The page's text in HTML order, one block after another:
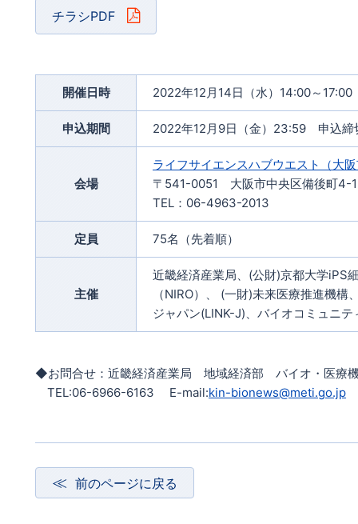
チラシPDF
開催日時 2022年12月14日（水）14:00～17:00
申込期間 2022年12月9日（金）23:59 申込締
会場
ライフサイエンスハブウエスト（
〒541-0051 大阪市中央区備後町4-
TEL：06-4963-2013
定員 75名（先着順）
主催
近畿経済産業局、(公財)京都大学iPS
（NIRO）、 (一財)未来医療推進機
ジャパン(LINK-J)、バイオコミュニ
◆お問合せ：近畿経済産業局 地域経済部 バイオ・医療
TEL:06-6966-6163 E-mail:kin-bionews@meti.go.jp
前のページに戻る